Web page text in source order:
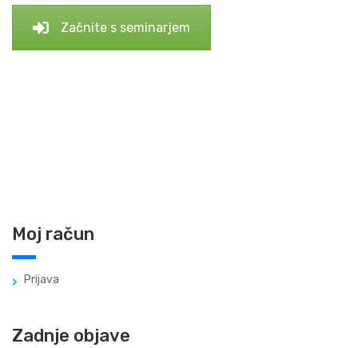
Začnite s seminarjem
Moj račun
Prijava
Zadnje objave